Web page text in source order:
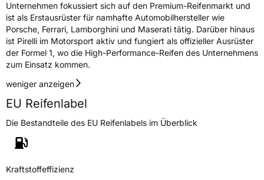
Unternehmen fokussiert sich auf den Premium-Reifenmarkt und
ist als Erstausrüster für namhafte Automobilhersteller wie
Porsche, Ferrari, Lamborghini und Maserati tätig. Darüber hinaus
ist Pirelli im Motorsport aktiv und fungiert als offizieller Ausrüster
der Formel 1, wo die High-Performance-Reifen des Unternehmens
zum Einsatz kommen.
weniger anzeigen
EU Reifenlabel
Die Bestandteile des EU Reifenlabels im Überblick
Kraftstoffeffizienz